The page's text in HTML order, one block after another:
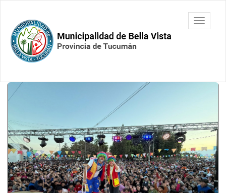
contenido
principal
Municipalidad
de Bella
Vista.
Tucumán
barra
Contenido
principal